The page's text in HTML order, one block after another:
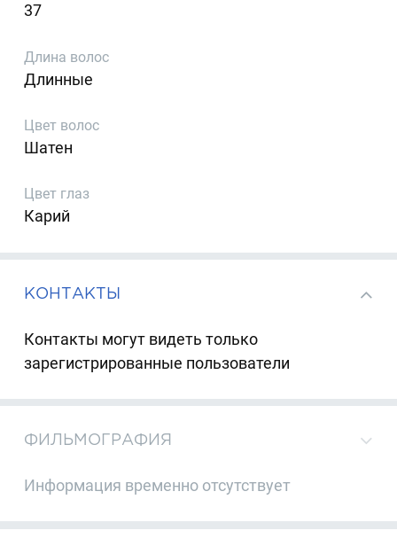
37
Длина волос
Длинные
Цвет волос
Шатен
Цвет глаз
Карий
КОНТАКТЫ
Контакты могут видеть только
зарегистрированные пользователи
ФИЛЬМОГРАФИЯ
Информация временно отсутствует